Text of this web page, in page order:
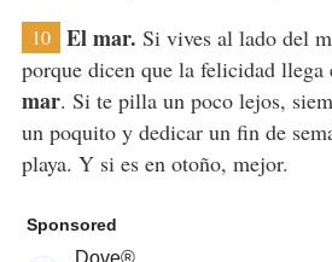
10 El mar. Si vives al lado del
porque dicen que la felicidad llega
mar. Si te pilla un poco lejos,
un poquito y dedicar un fin de
playa. Y si es en otoño, mejor.